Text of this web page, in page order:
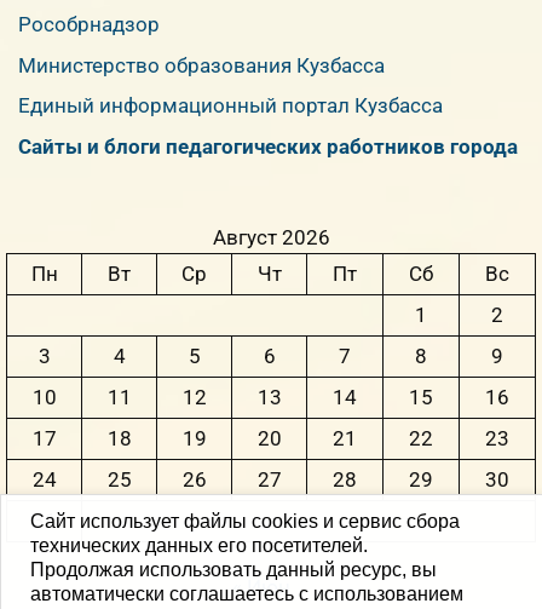
Рособрнадзор
Министерство образования Кузбасса
Единый информационный портал Кузбасса
Сайты и блоги педагогических работников города
Август 2026
Пн
Вт Ср Чт Пт Сб
Вс
1
2
3
4 5 6 7 8
9
10
11 12 13 14 15
16
17
18 19 20 21 22
23
24
25 26 27 28 29
30
31
« Июн
Сайт использует файлы cookies и сервис сбора
технических данных его посетителей.
Продолжая использовать данный ресурс, вы
автоматически соглашаетесь с использованием